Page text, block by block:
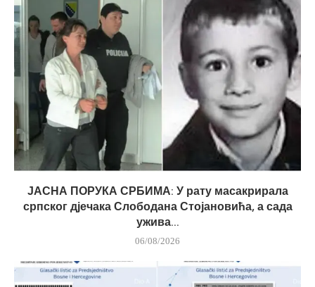
ЈАСНА ПОРУКА СРБИМА: У рату масакрирала
српског дјечака Слободана Стојановића, а сада
ужива...
06/08/2026